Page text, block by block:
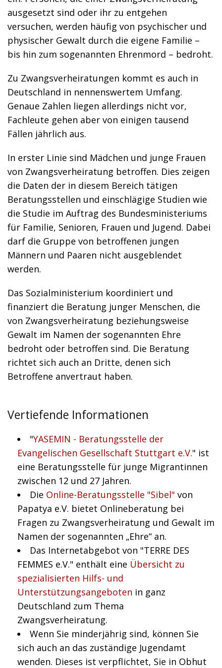
ausgesetzt sind oder ihr zu entgehen
versuchen, werden häufig von psychischer und
physischer Gewalt durch die eigene Familie –
bis hin zum sogenannten Ehrenmord – bedroht.
Zu Zwangsverheiratungen kommt es auch in
Deutschland in nennenswertem Umfang.
Genaue Zahlen liegen allerdings nicht vor,
Fachleute gehen aber von einigen tausend
Fällen jährlich aus.
In erster Linie sind Mädchen und junge Frauen
von Zwangsverheiratung betroffen. Dies zeigen
die Daten der in diesem Bereich tätigen
Beratungsstellen und einschlägige Studien wie
die Studie im Auftrag des Bundesministeriums
für Familie, Senioren, Frauen und Jugend. Dabei
darf die Gruppe von betroffenen jungen
Männern und Paaren nicht ausgeblendet
werden.
Das Sozialministerium koordiniert und
finanziert die Beratung junger Menschen, die
von Zwangsverheiratung beziehungsweise
Gewalt im Namen der sogenannten Ehre
bedroht oder betroffen sind. Die Beratung
richtet sich auch an Dritte, denen sich
Betroffene anvertraut haben.
Vertiefende Informationen
"YASEMIN - Beratungsstelle der
Evangelischen Gesellschaft Stuttgart e.V." ist
eine Beratungsstelle für junge Migrantinnen
zwischen 12 und 27 Jahren.
Die Online-Beratungsstelle "Sibel" von
Papatya e.V. bietet Onlineberatung bei
Fragen zu Zwangsverheiratung und Gewalt im
Namen der sogenannten „Ehre“ an.
Das Internetabgebot von "TERRE DES
FEMMES e.V." enthält eine Übersicht zu
spezialisierten Hilfs- und
Unterstützungsangeboten in ganz
Deutschland zum Thema
Zwangsverheiratung.
Wenn Sie minderjährig sind, können Sie
sich auch an das zuständige Jugendamt
wenden. Dieses ist verpflichtet, Sie in Obhut